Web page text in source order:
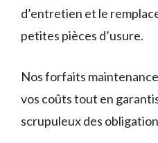
d’entretien et le
petites pièces d’usure.
Nos forfaits
vos coûts tout en
scrupuleux des